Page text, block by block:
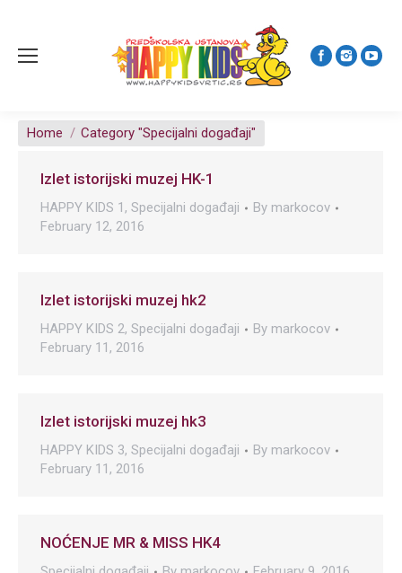
You are here:
Home Category "Specijalni događaji"
Izlet istorijski muzej HK-1
HAPPY KIDS 1 , Specijalni događaji By markocov
February 12, 2016
Izlet istorijski muzej hk2
HAPPY KIDS 2, Specijalni događaji By markocov
February 11, 2016
Izlet istorijski muzej hk3
HAPPY KIDS 3, Specijalni događaji By markocov
February 11, 2016
NOĆENJE MR & MISS HK4